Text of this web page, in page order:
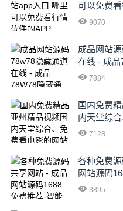
可以免费
9070
成品网站
在线 - 成品
农业数字
7884
国内免费
内天堂综
站有哪些啊
7128
各种免费
网站源码
化时代的
3895